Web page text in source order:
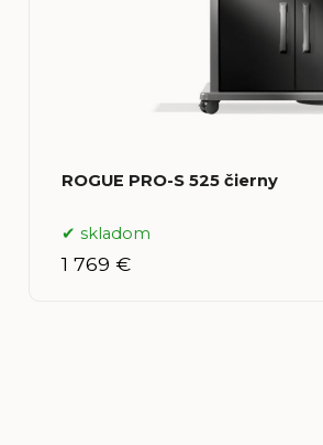
ROGUE PRO-S 525 čierny
skladom
1 769 €